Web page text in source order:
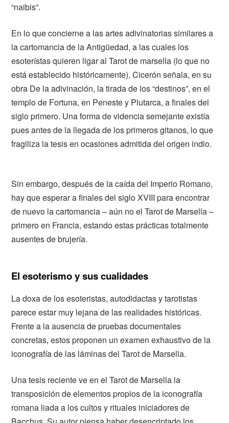
“naibis”.
En lo que concierne a las artes adivinatorias similares a
la cartomancia de la Antigüedad, a las cuales los
esoterístas quieren ligar al Tarot de marsella (lo que no
está establecido históricamente), Cicerón señala, en su
obra De la adivinación, la tirada de los “destinos”, en el
templo de Fortuna, en Peneste y Plutarca, a finales del
siglo primero. Una forma de videncia semejante existía
pues antes de la llegada de los primeros gitanos, lo que
fragiliza la tesis en ocasiones admitida del origen indio.
Sin embargo, después de la caída del Imperio Romano,
hay que esperar a finales del siglo XVIII para encontrar
de nuevo la cartomancia – aún no el Tarot de Marsella –
primero en Francia, estando estas prácticas totalmente
ausentes de brujería.
El esoterismo y sus cualidades
La doxa de los esoteristas, autodidactas y tarotistas
parece estar muy lejana de las realidades históricas.
Frente a la ausencia de pruebas documentales
concretas, estos proponen un examen exhaustivo de la
iconografía de las láminas del Tarot de Marsella.
Una tesis reciente ve en el Tarot de Marsella la
transposición de elementos propios de la iconografía
romana liada a los cultos y rituales iniciadores de